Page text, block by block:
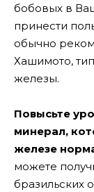
бобовых в
принести
обычно
Хашимото,
железы.
Повысьте
минерал,
железе
можете
бразильских